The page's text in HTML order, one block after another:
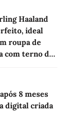
Haaland
ideal
roupa de
com terno de
8 meses
digital criada